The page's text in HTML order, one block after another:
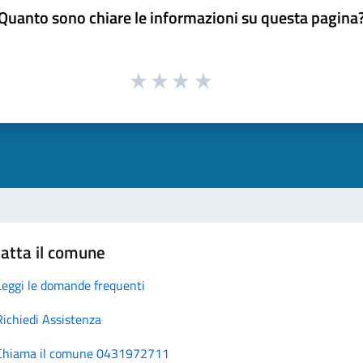
sono chiare le informazioni su questa
il comune
le domande frequenti
Assistenza
il comune 0431972711